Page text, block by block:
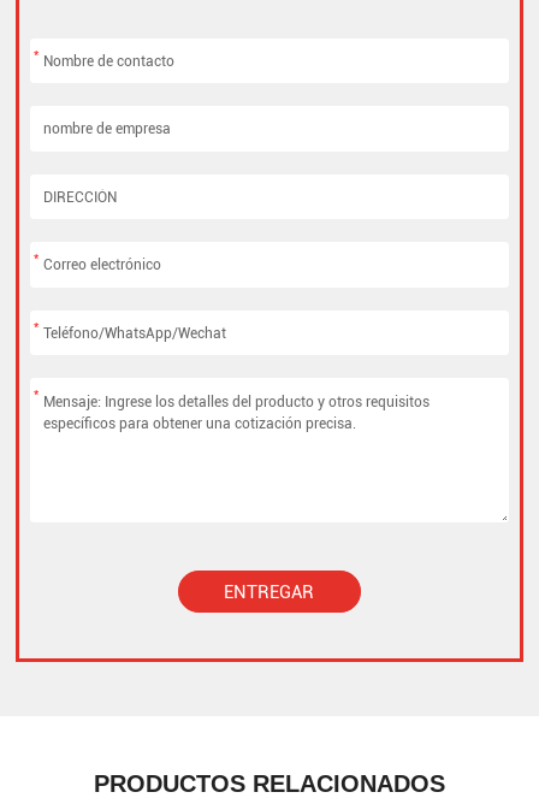
*
*
*
*
ENTREGAR
PRODUCTOS RELACIONADOS